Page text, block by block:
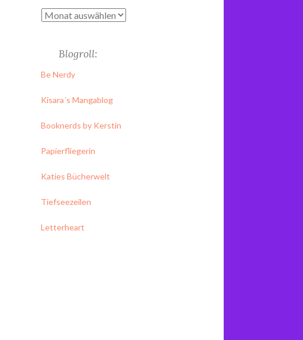
Archiv
Blogroll:
Be Nerdy
Kisara´s Mangablog
Booknerds by Kerstin
Papierfliegerin
Katies Bücherwelt
Tiefseezeilen
Letterheart